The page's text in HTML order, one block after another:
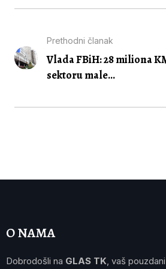
Prethodni članak
Vlada FBiH: 28 miliona
sektoru male...
O NAMA
Dobrodošli na GLAS TK, vaš